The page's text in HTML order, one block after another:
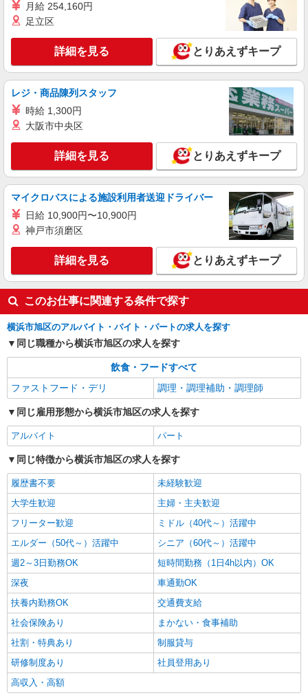
接客・調理スタッフ（簡単な接客・調理・清
時給1270円 22:00〜翌5:00：時給1588円 高校
生：時給1250円
神奈川県横浜市旭区上白根2-62-32
キープ 詳細を見る
正社員
株式会社HITOWA フードサービスカンパニー
福祉施設での調理師【正社員】
月給25万円〜28万円 ※給与は経験や前職給与
イリーゼ横浜旭 （神奈川県横浜市旭区都岡町
41-6）
キープ 詳細を見る
アルバイト パート
ピザハット 西友二俣川店
ピザの宅配／デリバリー・配達
時給1,250円以上 平日 時給1,250円以上 土日・
祝日 時給1,250円以上 高校生 時給1,250円以上
神奈川県横浜市旭区二俣川2-52-1 西友二俣川
キープ 詳細を見る
月給 254,160円
足立区
詳細を見る とりあえずキープ
レジ・商品陳列スタッフ
時給 1,300円
大阪市中央区
詳細を見る とりあえずキープ
マイクロバスによる施設利用者送迎ドライバー
日給 10,900円〜10,900円
神戸市須磨区
詳細を見る とりあえずキープ
このお仕事に関連する条件で探す
横浜市旭区のアルバイト・バイト・パートの求人を探す
同じ職種から横浜市旭区の求人を探す
飲食・フードすべて
ファストフード・デリ
調理・調理補助・調理師
同じ雇用形態から横浜市旭区の求人を探す
アルバイト パート
同じ特徴から横浜市旭区の求人を探す
履歴書不要
未経験歓迎
大学生歓迎
主婦・主夫歓迎
フリーター歓迎
ミドル（40代～）活躍中
エルダー（50代～）活躍中
シニア（60代～）活躍中
週2～3日勤務OK
短時間勤務（1日4h以内）OK
深夜
車通勤OK
扶養内勤務OK
交通費支給
社会保険あり
まかない・食事補助
社割・特典あり
制服貸与
研修制度あり
社員登用あり
高収入・高額